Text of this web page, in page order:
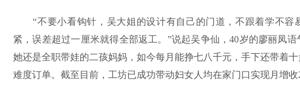
“不要小看钩针，吴大姐的设计有自己的门道，不跟着学不容
紧，误差超过一厘米就得全部返工。”说起吴争仙，40岁的廖丽凤
她还是全职带娃的二孩妈妈，如今每月能挣七八千元，手下还带着
难度订单。截至目前，工坊已成功带动妇女人均在家门口实现月增收